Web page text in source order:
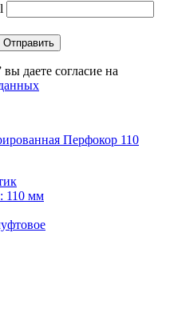
Отправить
даете согласие на
Перфокор 110
110 мм